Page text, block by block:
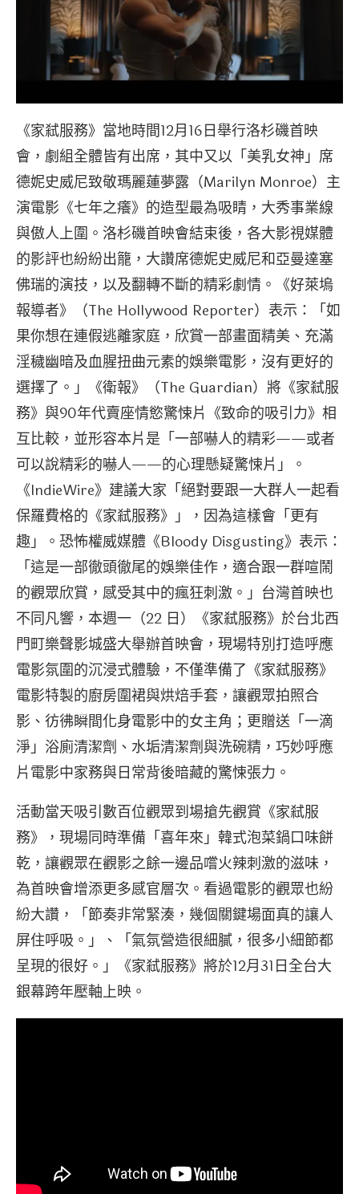
《家弒服務》當地時間12月16日舉行洛杉磯首映
會，劇組全體皆有出席，其中又以「美乳女神」席
德妮史威尼致敬瑪麗蓮夢露（Marilyn Monroe）主
演電影《七年之癢》的造型最為吸睛，大秀事業線
與傲人上圍。洛杉磯首映會結束後，各大影視媒體
的影評也紛紛出籠，大讚席德妮史威尼和亞曼達塞
佛瑞的演技，以及翻轉不斷的精彩劇情。《好萊塢
報導者》（The Hollywood Reporter）表示：「如
果你想在連假逃離家庭，欣賞一部畫面精美、充滿
淫穢幽暗及血腥扭曲元素的娛樂電影，沒有更好的
選擇了。」《衛報》（The Guardian）將《家弒服
務》與90年代賣座情慾驚悚片《致命的吸引力》相
互比較，並形容本片是「一部嚇人的精彩——或者
可以說精彩的嚇人——的心理懸疑驚悚片」。
《IndieWire》建議大家「絕對要跟一大群人一起看
保羅費格的《家弒服務》」，因為這樣會「更有
趣」。恐怖權威媒體《Bloody Disgusting》表示：
「這是一部徹頭徹尾的娛樂佳作，適合跟一群喧鬧
的觀眾欣賞，感受其中的瘋狂刺激。」台灣首映也
不同凡響，本週一（22 日）《家弒服務》於台北西
門町樂聲影城盛大舉辦首映會，現場特別打造呼應
電影氛圍的沉浸式體驗，不僅準備了《家弒服務》
電影特製的廚房圍裙與烘焙手套，讓觀眾拍照合
影、彷彿瞬間化身電影中的女主角；更贈送「一滴
淨」浴廁清潔劑、水垢清潔劑與洗碗精，巧妙呼應
片電影中家務與日常背後暗藏的驚悚張力。
活動當天吸引數百位觀眾到場搶先觀賞《家弒服
務》，現場同時準備「喜年來」韓式泡菜鍋口味餅
乾，讓觀眾在觀影之餘一邊品嚐火辣刺激的滋味，
為首映會增添更多感官層次。看過電影的觀眾也紛
紛大讚，「節奏非常緊湊，幾個關鍵場面真的讓人
屏住呼吸。」、「氣氛營造很細膩，很多小細節都
呈現的很好。」《家弒服務》將於12月31日全台大
銀幕跨年壓軸上映。